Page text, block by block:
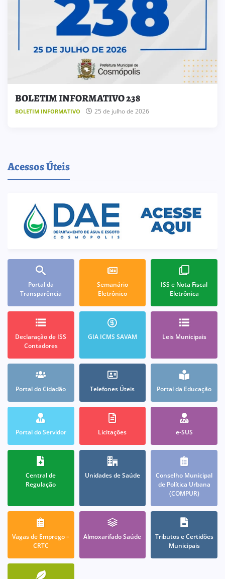
BOLETIM INFORMATIVO 238
BOLETIM INFORMATIVO 25 de julho de 2026
Acessos Úteis
Portal da
Transparência
Semanário
Eletrônico
ISS e Nota Fiscal
Eletrônica
Declaração de ISS
Contadores
GIA ICMS SAVAM Leis Municipais
Portal do Cidadão Telefones Úteis Portal da Educação
Portal do Servidor Licitações e-SUS
Central de
Regulação
Unidades de Saúde
Conselho Municipal
de Política Urbana
(COMPUR)
Vagas de Emprego –
CRTC
Almoxarifado Saúde
Tributos e Certidões
Municipais